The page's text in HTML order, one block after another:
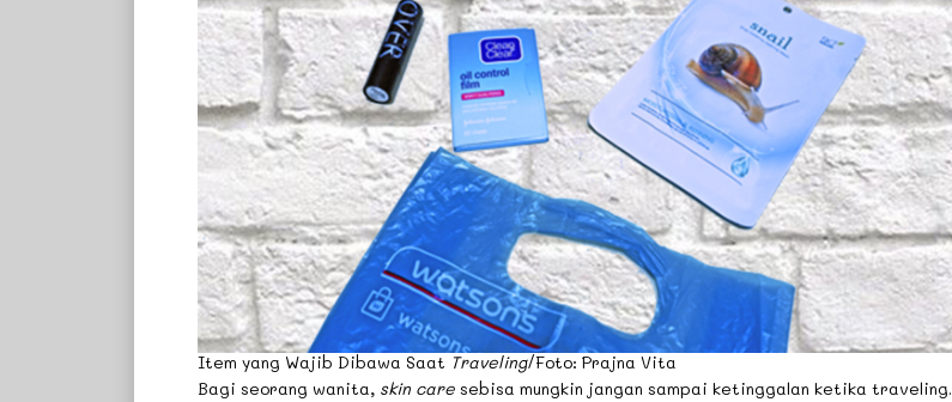
Item yang Wajib Dibawa Saat Traveling/Foto: Prajna Vita
Bagi seorang wanita, skin caresebisa mungkin jangan sampai ketinggalan ketika traveling.